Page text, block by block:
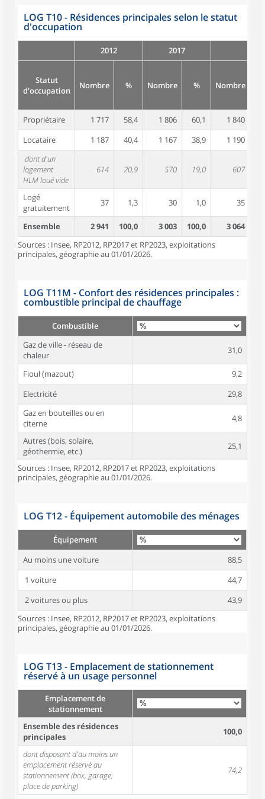
LOG T10 - Résidences principales selon le statut
d'occupation
2012 2017
Statut
d'occupation
Nombre % Nombre % Nombre
Propriétaire 1 717 58,4 1 806 60,1 1 840
Locataire
1 187 40,4 1 167 38,9 1 190
dont d'un
logement
HLM loué vide
614 20,9 570 19,0 607
Logé
gratuitement
37 1,3 30 1,0 35
Ensemble 2 941 100,0 3 003 100,0 3 064
Sources : Insee, RP2012, RP2017 et RP2023, exploitations
principales, géographie au 01/01/2026.
LOG T11M - Confort des résidences principales :
combustible principal de chauffage
Combustible
Gaz de ville - réseau de
chaleur
31,0
Fioul (mazout)
9,2
Electricité
29,8
Gaz en bouteilles ou en
citerne
4,8
Autres (bois, solaire,
géothermie, etc.)
25,1
Sources : Insee, RP2012, RP2017 et RP2023, exploitations
principales, géographie au 01/01/2026.
LOG T12 - Équipement automobile des ménages
Équipement
Au moins une voiture
88,5
1 voiture
44,7
2 voitures ou plus
43,9
Sources : Insee, RP2012, RP2017 et RP2023, exploitations
principales, géographie au 01/01/2026.
LOG T13 - Emplacement de stationnement
réservé à un usage personnel
Emplacement de
stationnement
Ensemble des résidences
principales
100,0
dont disposant d'au moins un
emplacement réservé au
stationnement (box, garage,
place de parking)
74,2